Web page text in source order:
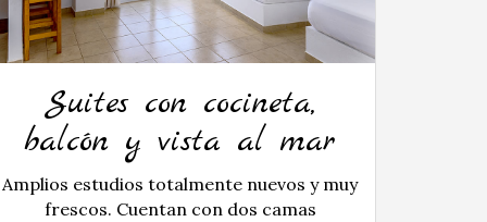
Suites con cocineta,
balcón y vista al mar
Amplios estudios totalmente nuevos y muy
frescos. Cuentan con dos camas